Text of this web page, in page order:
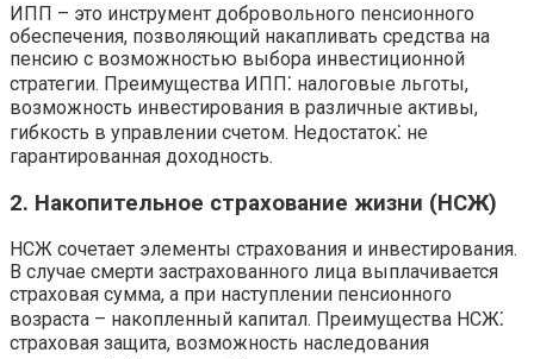
ИПП – это инструмент добровольного пенсионного
обеспечения, позволяющий накапливать средства на
пенсию с возможностью выбора инвестиционной
стратегии. Преимущества ИПП⁚ налоговые льготы,
возможность инвестирования в различные активы,
гибкость в управлении счетом. Недостаток⁚ не
гарантированная доходность.
2. Накопительное страхование жизни (НСЖ)
НСЖ сочетает элементы страхования и инвестирования.
В случае смерти застрахованного лица выплачивается
страховая сумма, а при наступлении пенсионного
возраста – накопленный капитал. Преимущества НСЖ⁚
страховая защита, возможность наследования